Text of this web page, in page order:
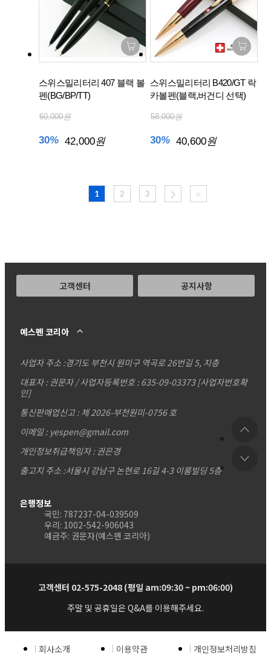
스위스밀리터리 407 블랙 볼
펜(BG/BP/TT)
60,000원
30% 42,000원
스위스밀리터리 B420/GT 락
카볼펜(블랙,버건디 선택)
58,000원
30% 40,600원
1 2 3
고객센터 공지사항
예스펜 코리아
사업자 주소 :경기도 부천시 원미구 역곡로 26번길 5, 지층
대표자 : 권문자 / 사업자등록번호 : 635-09-03373 [사업자번호확
인]
통신판매업신고 : 제 2026-부천원미-0756 호
이메일 : yespen@gmail.com
개인정보취급책임자 : 권은경
출고지 주소 :서울시 강남구 논현로 16길 4-3 이룸빌딩 5층
은행정보
국민: 787237-04-039509
우리: 1002-542-906043
예금주: 권문자(예스펜 코리아)
고객센터 02-575-2048 (평일 am:09:30 ~ pm:06:00)
주말 및 공휴일은 Q&A를 이용해주세요.
회사소개 이용약관 개인정보처리방침